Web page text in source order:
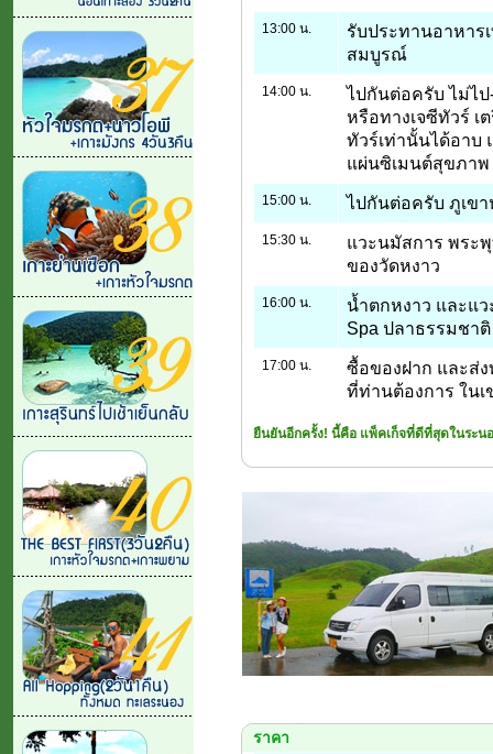
13:00 น.
รับประทานอาหาร
สมบูรณ์
14:00 น.
ไปกันต่อครับ ไม่ไ
หรือทางเจซีทัวร์ เ
ทัวร์เท่านั้นได้อาบ
แผ่นซิเมนต์สุขภาพ
15:00 น. ไปกันต่อครับ ภูเข
15:30 น.
แวะนมัสการ พระ
ของวัดหงาว
16:00 น.
น้ำตกหงาว และแ
Spa ปลาธรรมชา
17:00 น.
ซื้อของฝาก และส่
ที่ท่านต้องการ ในเ
ยืนยันอีกครั้ง! นี้คือ แพ็คเก็จที่ดีที่สุดในระน
ราคา